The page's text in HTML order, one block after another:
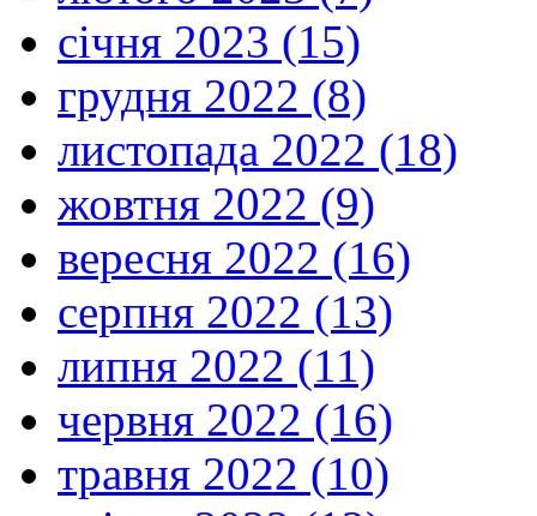
січня 2023 (15)
грудня 2022 (8)
листопада 2022 (18)
жовтня 2022 (9)
вересня 2022 (16)
серпня 2022 (13)
липня 2022 (11)
червня 2022 (16)
травня 2022 (10)